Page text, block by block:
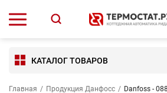
КАТАЛОГ ТОВАРОВ
Главная / Продукция Данфосс / Danfoss -